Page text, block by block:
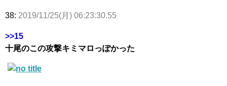
38: 2019/11/25(月) 06:23:30.55
>>15
十尾のこの攻撃キミマロっぽかった